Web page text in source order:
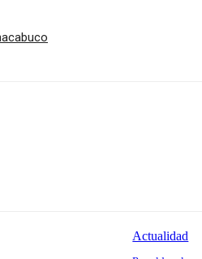
Actualidad